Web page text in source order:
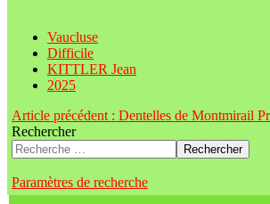
Vaucluse
Difficile
KITTLER Jean
2025
Article précédent : Dentelles de Montmirail
Rechercher
Rechercher
Paramètres de recherche